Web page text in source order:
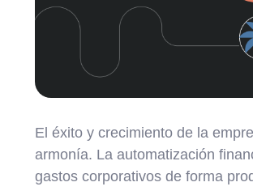
El éxito y crecimiento de la
armonía. La automatización
gastos corporativos de forma